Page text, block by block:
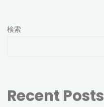
危
ジ
検索
Recent Posts